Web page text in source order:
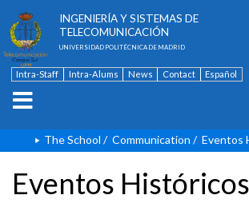
INGENIERÍA Y SISTEMAS DE
TELECOMUNICACIÓN
UNIVERSIDAD POLITÉCNICA DE MADRID
Intra-Staff Intra-Alums News Contact Español
The School / Communication / Eventos
Eventos Históricos